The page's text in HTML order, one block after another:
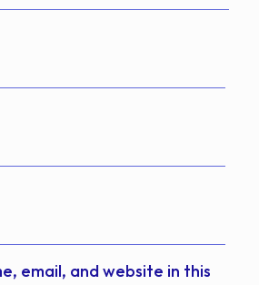
email, and website in this